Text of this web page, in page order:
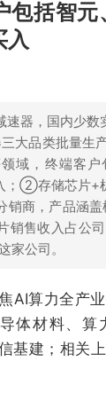
包括智元
入
器，国内少数
大品类批量生
域，终端客
；②存储芯片+
销商，产品涵
销售收入占公
家公司。
AI算力全产
体材料、算
基建；相关